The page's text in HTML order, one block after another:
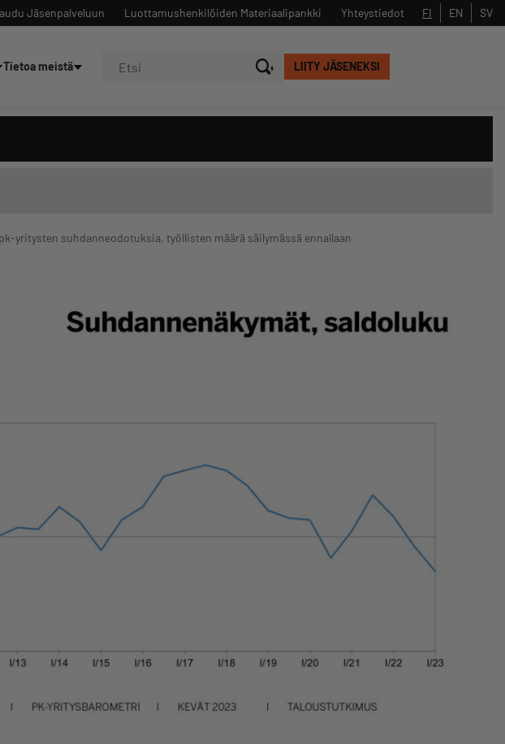
Jäsenpalveluun Yhteystiedot
Luottamushenkilöiden Materiaalipankki FI EN SV
LIITY JÄSENEKSI
Tietoa meistä
yritysten suhdanneodotuksia, työllisten määrä säilymässä ennallaan
Sulje